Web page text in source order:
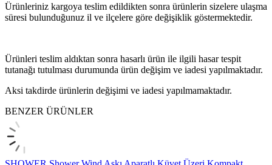
Ürünleriniz kargoya teslim edildikten sonra ürünlerin sizelere ulaşma
süresi bulunduğunuz il ve ilçelere göre değişiklik göstermektedir.
Ürünleri teslim aldıktan sonra hasarlı ürün ile ilgili hasar tespit
tutanağı tutulması durumunda ürün değişim ve iadesi yapılmaktadır.
Aksi takdirde ürünlerin değişimi ve iadesi yapılmamaktadır.
BENZER ÜRÜNLER